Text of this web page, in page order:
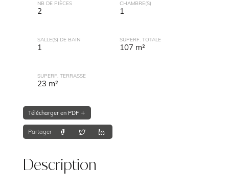
NB DE PIÈCES
2
CHAMBRE(S)
1
SALLE(S) DE BAIN
1
SUPERF. TOTALE
107 m²
SUPERF. TERRASSE
23 m²
Télécharger en PDF
Partager
Description